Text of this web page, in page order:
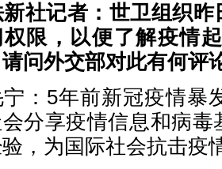
社记者：世卫组织
限，以便了解疫情
问外交部对此有何评
宁：5年前新冠疫情暴
会分享疫情信息和病
，为国际社会抗击疫